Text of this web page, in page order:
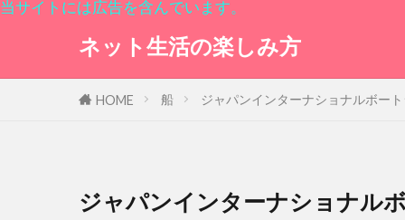
当サイトには広告を含んでいます。
ネット生活の楽しみ方
HOME 船 ジャパンインターナショナルボー
ジャパンインターナショナル